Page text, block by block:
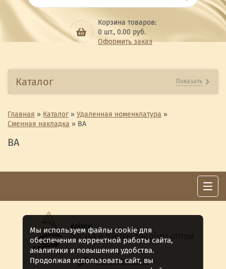
Корзина товаров:
0 шт., 0.00 руб.
Оформить заказ
Каталог Показать
Главная » Каталог » Удаленная номенклатура »
Сменная накладка » ВА
ВА
Azime
ПОСУДА И ТОВАРЫ ДЛЯ ДОМА ОПТОМ
8 (911) 922 -15-12
Мы используем файлы cookie для
обеспечения корректной работы сайта,
аналитики и повышения удобства.
Продолжая использовать сайт, вы